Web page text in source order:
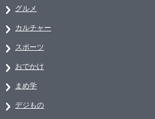
グルメ
カルチャー
スポーツ
おでかけ
まめ学
デジもの